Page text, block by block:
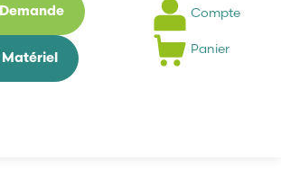
Compte
Panier